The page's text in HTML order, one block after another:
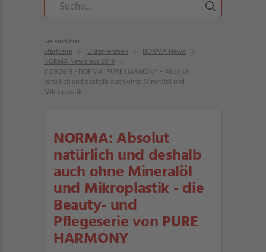
Sie sind hier:
Startseite
Unternehmen
NORMA News
NORMA News aus 2019
11.09.2019 - NORMA: PURE HARMONY – Absolut
natürlich und deshalb auch ohne Mineralöl und
Mikroplastik
NORMA: Absolut
natürlich und deshalb
auch ohne Mineralöl
und Mikroplastik - die
Beauty- und
Pflegeserie von PURE
HARMONY